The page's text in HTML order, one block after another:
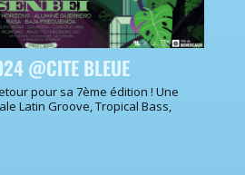
@CITE BLEUE
pour sa 7ème édition ! Une
Latin Groove, Tropical Bass,